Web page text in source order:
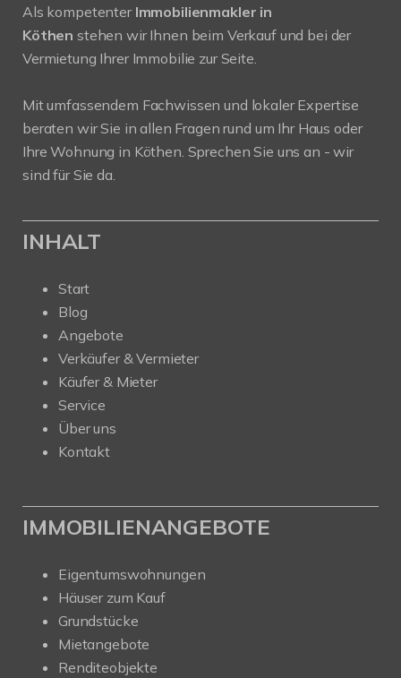
Als kompetenter Immobilienmakler in
Köthen stehen wir Ihnen beim Verkauf und bei der
Vermietung Ihrer Immobilie zur Seite.
Mit umfassendem Fachwissen und lokaler Expertise
beraten wir Sie in allen Fragen rund um Ihr Haus oder
Ihre Wohnung in Köthen. Sprechen Sie uns an - wir
sind für Sie da.
INHALT
Start
Blog
Angebote
Verkäufer & Vermieter
Käufer & Mieter
Service
Über uns
Kontakt
IMMOBILIENANGEBOTE
Eigentumswohnungen
Häuser zum Kauf
Grundstücke
Mietangebote
Renditeobjekte